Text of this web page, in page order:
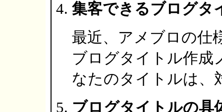
集客できるブログタ
最近、アメブロの仕
ブログタイトル作成
なたのタイトルは、
ブログタイトルの具